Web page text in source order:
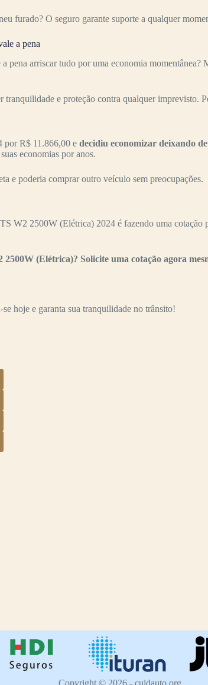
furado? O seguro garante suporte a qualquer
a pena
pena arriscar tudo por uma economia
e proteção contra qualquer imprevisto.
por R$ 11.866,00 e decidiu economizar deixando
economias por anos.
e poderia comprar outro veículo sem preocupações.
W2 2500W (Elétrica) 2024 é fazendo uma
(Elétrica)? Solicite uma cotação agora
hoje e garanta sua tranquilidade no trânsito!
Copyright © 2026 - cuidauto.org